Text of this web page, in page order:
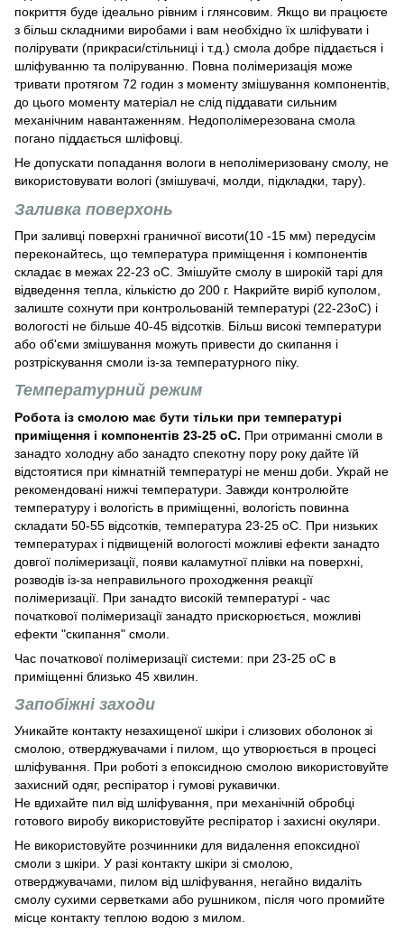
покриття буде ідеально рівним і глянсовим. Якщо ви працюєте
з більш складними виробами і вам необхідно їх шліфувати і
полірувати (прикраси/стільниці і т.д.) смола добре піддається і
шліфуванню та поліруванню. Повна полімеризація може
тривати протягом 72 годин з моменту змішування компонентів,
до цього моменту матеріал не слід піддавати сильним
механічним навантаженням. Недополімерезована смола
погано піддається шліфовці.
Не допускати попадання вологи в неполімеризовану смолу, не
використовувати вологі (змішувачі, молди, підкладки, тару).
Заливка поверхонь
При заливці поверхні граничної висоти(10 -15 мм) передусім
переконайтесь, що температура приміщення і компонентів
складає в межах 22-23 оС. Змішуйте смолу в широкій тарі для
відведення тепла, кількістю до 200 г. Накрийте виріб куполом,
залиште сохнути при контрольованій температурі (22-23оС) і
вологості не більше 40-45 відсотків. Більш високі температури
або об'єми змішування можуть привести до скипання і
розтріскування смоли із-за температурного піку.
Температурний режим
Робота із смолою має бути тільки при температурі
приміщення і компонентів 23-25 оС. При отриманні смоли в
занадто холодну або занадто спекотну пору року дайте їй
відстоятися при кімнатній температурі не менш доби. Украй не
рекомендовані нижчі температури. Завжди контролюйте
температуру і вологість в приміщенні, вологість повинна
складати 50-55 відсотків, температура 23-25 оС. При низьких
температурах і підвищеній вологості можливі ефекти занадто
довгої полімеризації, появи каламутної плівки на поверхні,
розводів із-за неправильного проходження реакції
полімеризації. При занадто високій температурі - час
початкової полімеризації занадто прискорюється, можливі
ефекти "скипання" смоли.
Час початкової полімеризації системи: при 23-25 оС в
приміщенні близько 45 хвилин.
Запобіжні заходи
Уникайте контакту незахищеної шкіри і слизових оболонок зі
смолою, отверджувачами і пилом, що утворюється в процесі
шліфування. При роботі з епоксидною смолою використовуйте
захисний одяг, респіратор і гумові рукавички.
Не вдихайте пил від шліфування, при механічній обробці
готового виробу використовуйте респіратор і захисні окуляри.
Не використовуйте розчинники для видалення епоксидної
смоли з шкіри. У разі контакту шкіри зі смолою,
отверджувачами, пилом від шліфування, негайно видаліть
смолу сухими серветками або рушником, після чого промийте
місце контакту теплою водою з милом.